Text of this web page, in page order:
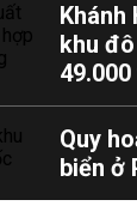
Khánh
khu
Quy
biển ở